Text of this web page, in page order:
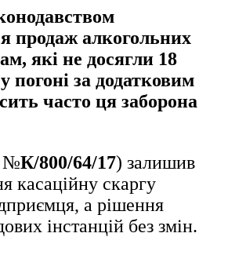
продаж алкогольних
які не досягли 18
погоні за додатковим
часто ця заборона
№К/800/64/17) залишив
касаційну скаргу
а рішення
інстанцій без змін.